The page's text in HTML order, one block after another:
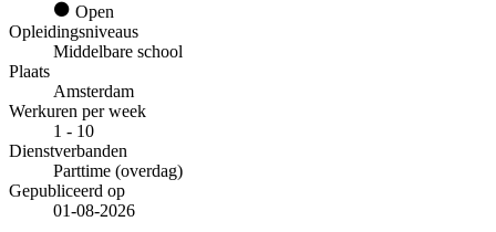
Open
Opleidingsniveaus
Middelbare school
Plaats
Amsterdam
Werkuren per week
1 - 10
Dienstverbanden
Parttime (overdag)
Gepubliceerd op
01-08-2026